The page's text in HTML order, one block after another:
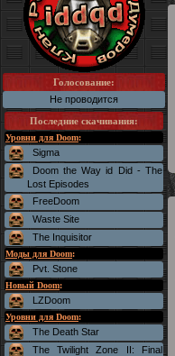
Голосование:
Не проводится
Последние скачивания:
Уровни для Doom:
Sigma
Doom the Way id Did - The
Lost Episodes
FreeDoom
Waste Site
The Inquisitor
Моды для Doom:
Pvt. Stone
Новый Doom:
LZDoom
Уровни для Doom:
The Death Star
The Twilight Zone II: Final